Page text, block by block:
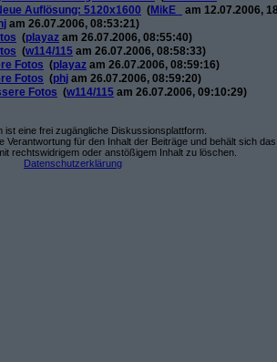
Auflösung: 5120x1600 (MikE_
am 12.07.2006,
am 26.07.2006, 08:53:21)
(playaz am 26.07.2006, 08:55:40)
(w114/115 am 26.07.2006, 08:58:33)
Fotos (playaz am 26.07.2006, 08:59:16)
Fotos (phj am 26.07.2006, 08:59:20)
Fotos (w114/115 am 26.07.2006, 09:10:29)
ist eine frei zugängliche Diskussionsplattform.
Verantwortung für den Inhalt der Beiträge und behält sich das
rechtswidrigem oder anstößigem Inhalt zu löschen.
Datenschutzerklärung